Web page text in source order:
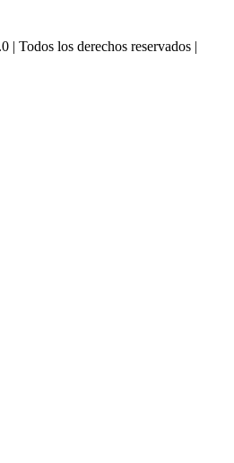
| Todos los derechos reservados |